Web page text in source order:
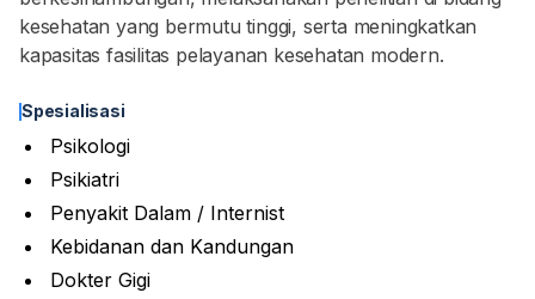
kesehatan yang bermutu tinggi, serta meningkatkan
kapasitas fasilitas pelayanan kesehatan modern.
Spesialisasi
Psikologi
Psikiatri
Penyakit Dalam / Internist
Kebidanan dan Kandungan
Dokter Gigi